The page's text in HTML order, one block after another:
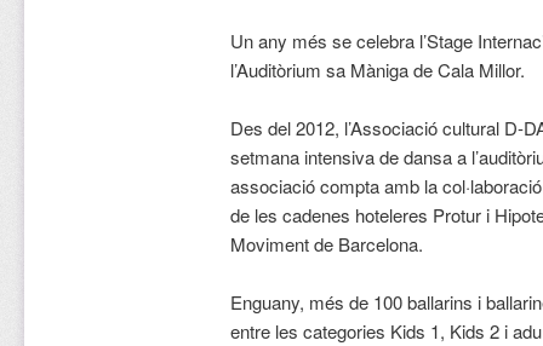
Un any més se celebra l’Stage
l’Auditòrium sa Màniga de Cala Millor.
Des del 2012, l’Associació cultural D-
setmana intensiva de dansa a
associació compta amb la
de les cadenes hoteleres Protur i
Moviment de Barcelona.
Enguany, més de 100 ballarins i
entre les categories Kids 1, Kids 2 i